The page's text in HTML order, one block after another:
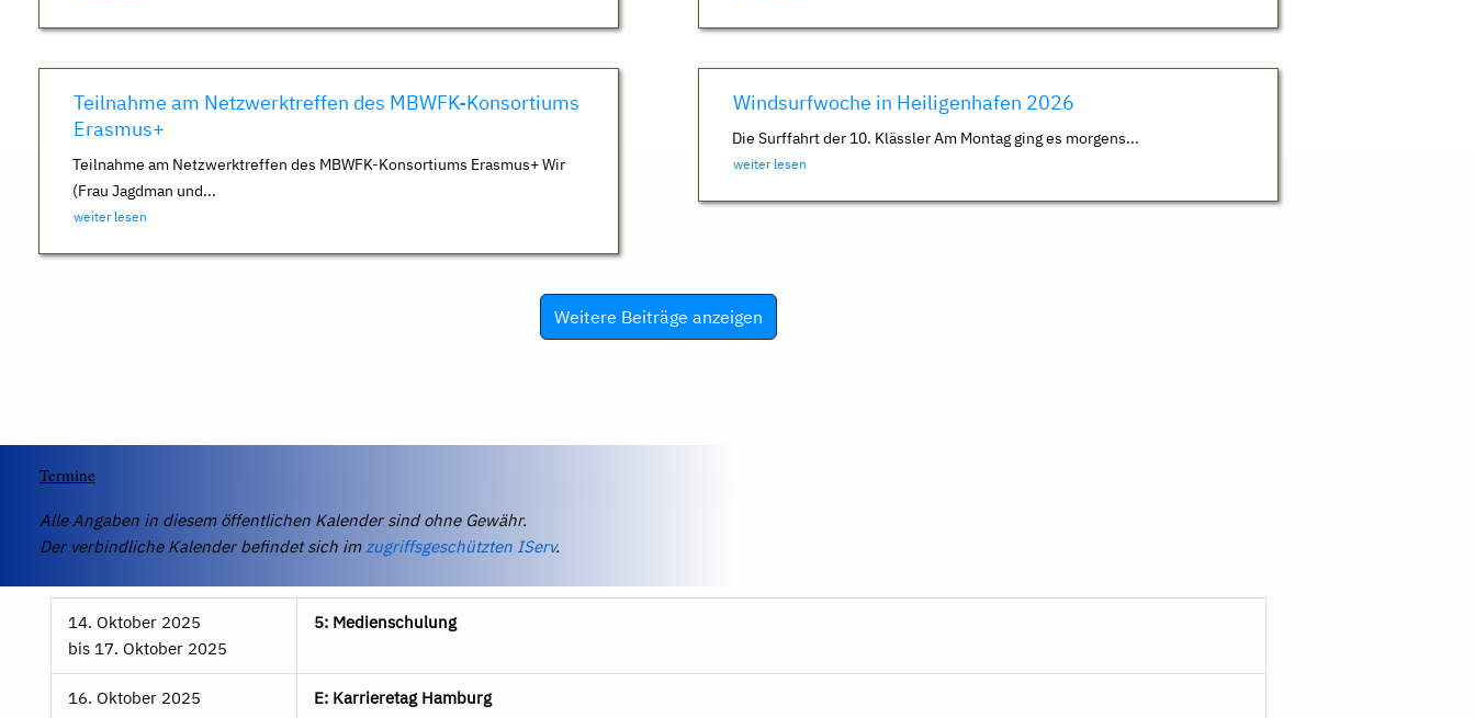
Teilnahme am Netzwerktreffen des MBWFK-Konsortiums
Erasmus+
Teilnahme am Netzwerktreffen des MBWFK-Konsortiums Erasmus+ Wir
(Frau Jagdman und...
weiter lesen
Windsurfwoche in Heiligenhafen 2026
Die Surffahrt der 10. Klässler Am Montag ging es morgens...
weiter lesen
Weitere Beiträge anzeigen
Termine
Alle Angaben in diesem öffentlichen Kalender sind ohne Gewähr.
Der verbindliche Kalender befindet sich imzugriffsgeschützten IServ.
14. Oktober 2025
bis 17. Oktober 2025
5: Medienschulung
16. Oktober 2025 E: Karrieretag Hamburg